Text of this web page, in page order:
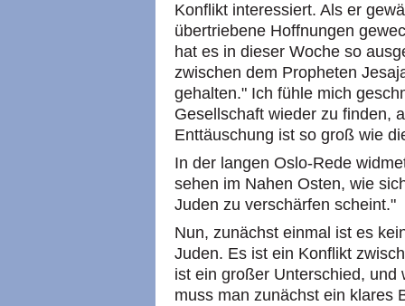
Konflikt interessiert. Als er
übertriebene Hoffnungen
hat es in dieser Woche so
zwischen dem Propheten
gehalten." Ich fühle mich
Gesellschaft wieder zu finden,
Enttäuschung ist so groß wie
In der langen Oslo-Rede
sehen im Nahen Osten, wie
Juden zu verschärfen scheint."
Nun, zunächst einmal ist es
Juden. Es ist ein Konflikt
ist ein großer Unterschied,
muss man zunächst ein klares